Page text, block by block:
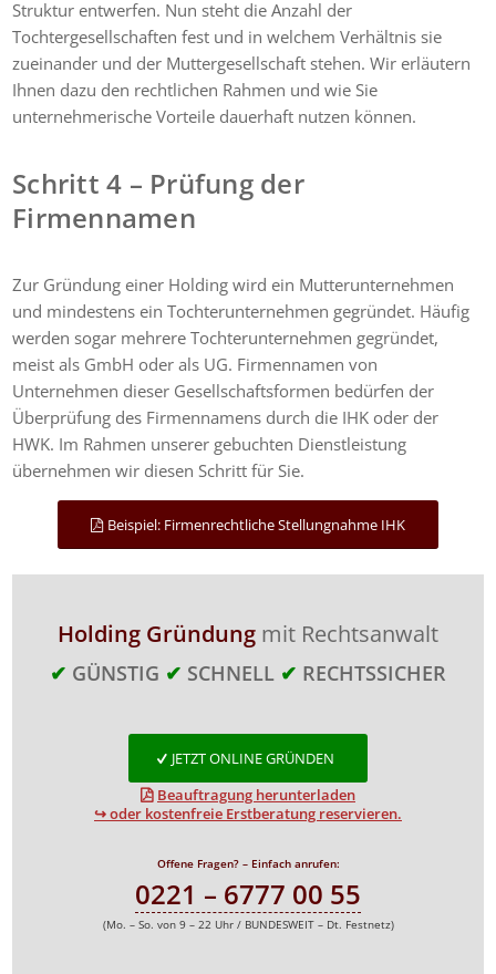
Struktur entwerfen. Nun steht die Anzahl der
Tochtergesellschaften fest und in welchem Verhältnis sie
zueinander und der Muttergesellschaft stehen. Wir erläutern
Ihnen dazu den rechtlichen Rahmen und wie Sie
unternehmerische Vorteile dauerhaft nutzen können.
Schritt 4 – Prüfung der
Firmennamen
Zur Gründung einer Holding wird ein Mutterunternehmen
und mindestens ein Tochterunternehmen gegründet. Häufig
werden sogar mehrere Tochterunternehmen gegründet,
meist als GmbH oder als UG. Firmennamen von
Unternehmen dieser Gesellschaftsformen bedürfen der
Überprüfung des Firmennamens durch die IHK oder der
HWK. Im Rahmen unserer gebuchten Dienstleistung
übernehmen wir diesen Schritt für Sie.
Beispiel: Firmenrechtliche Stellungnahme IHK
Holding Gründung mit Rechtsanwalt
✔ GÜNSTIG ✔ SCHNELL ✔ RECHTSSICHER
JETZT ONLINE GRÜNDEN
Beauftragung herunterladen
↪ oder kostenfreie Erstberatung reservieren.
Offene Fragen? – Einfach anrufen:
0221 – 6777 00 55
(Mo. – So. von 9 – 22 Uhr / BUNDESWEIT – Dt. Festnetz)